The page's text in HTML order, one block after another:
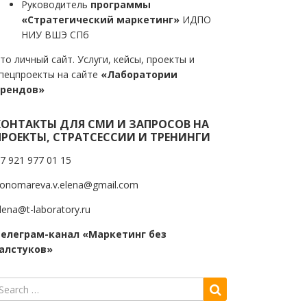
Руководитель программы
«Стратегический маркетинг» ИДПО
НИУ ВШЭ СПб
личный сайт. Услуги, кейсы, проекты и
на сайте «Лаборатории
ДЛЯ СМИ И ЗАПРОСОВ НА
СТРАТСЕССИИ И ТРЕНИНГИ
921 977 01 15
laboratory.ru
канал «Маркетинг без